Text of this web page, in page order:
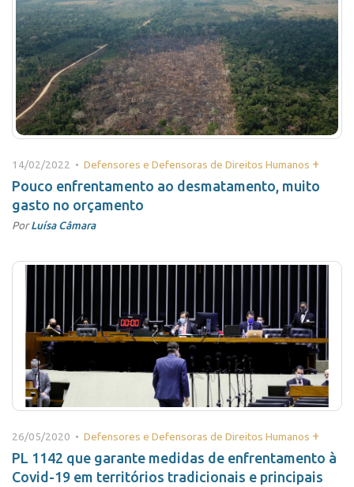
14/02/2022 • Defensores e Defensoras de Direitos Humanos +
Pouco enfrentamento ao desmatamento, muito
gasto no orçamento
PorLuísa Câmara
26/05/2020 • Defensores e Defensoras de Direitos Humanos +
PL 1142 que garante medidas de enfrentamento à
Covid-19 em territórios tradicionais e principais